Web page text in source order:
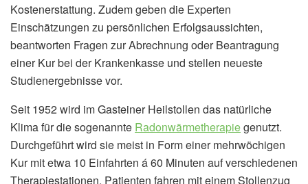
Kostenerstattung. Zudem geben die Experten
Einschätzungen zu persönlichen Erfolgsaussichten,
beantworten Fragen zur Abrechnung oder Beantragung
einer Kur bei der Krankenkasse und stellen neueste
Studienergebnisse vor.
Seit 1952 wird im Gasteiner Heilstollen das natürliche
Klima für die sogenannte Radonwärmetherapiegenutzt.
Durchgeführt wird sie meist in Form einer mehrwöchigen
Kur mit etwa 10 Einfahrten á 60 Minuten auf verschiedenen
Therapiestationen. Patienten fahren mit einem Stollenzug